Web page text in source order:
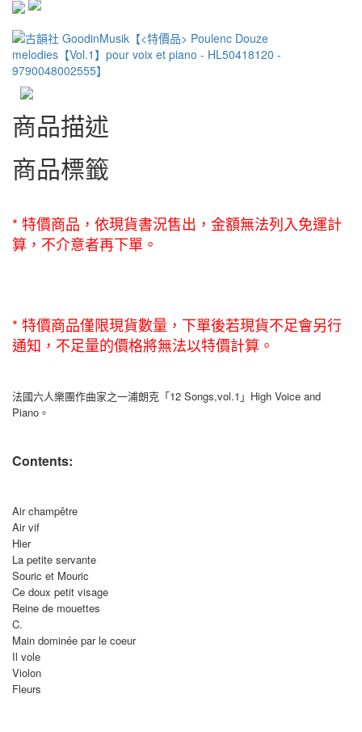
商品描述
商品標籤
* 特價商品，依現貨書況售出，金額無法列入免運計
算，不介意者再下單。
* 特價商品僅限現貨數量，下單後若現貨不足會另行
通知，不足量的價格將無法以特價計算。
法國六人樂團作曲家之一浦朗克「12 Songs,vol.1」High Voice and
Piano。
Contents:
Air champêtre
Air vif
Hier
La petite servante
Souric et Mouric
Ce doux petit visage
Reine de mouettes
C.
Main dominée par le coeur
Il vole
Violon
Fleurs